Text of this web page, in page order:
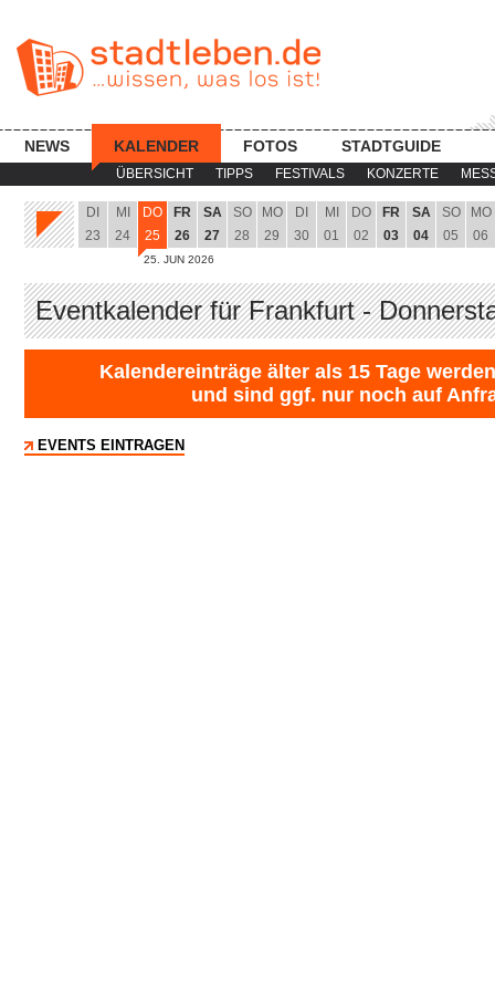
ÜBERSICHT TIPPS FESTIVALS KONZERTE
NEWS KALENDER FOTOS STADTGUIDE
DI
23
MI
24
DO
25
25. JUN 2026
FR
26
SA
27
SO
28
MO
29
DI
30
MI
01
DO
02
FR
03
SA
04
SO
05
MO
06
Eventkalender für Frankfurt -
Kalendereinträge älter als 15 Tage
und sind ggf. nur noch auf
EVENTS EINTRAGEN